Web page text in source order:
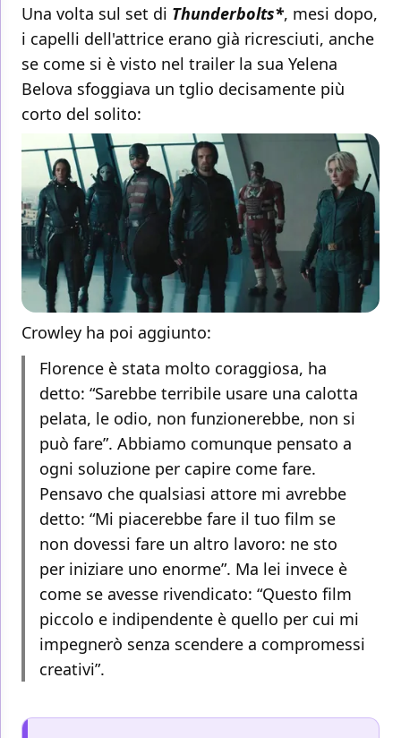
Una volta sul set di Thunderbolts*, mesi dopo,
i capelli dell'attrice erano già ricresciuti, anche
se come si è visto nel trailer la sua Yelena
Belova sfoggiava un tglio decisamente più
corto del solito:
Crowley ha poi aggiunto:
Florence è stata molto coraggiosa, ha
detto: “Sarebbe terribile usare una calotta
pelata, le odio, non funzionerebbe, non si
può fare”. Abbiamo comunque pensato a
ogni soluzione per capire come fare.
Pensavo che qualsiasi attore mi avrebbe
detto: “Mi piacerebbe fare il tuo film se
non dovessi fare un altro lavoro: ne sto
per iniziare uno enorme”. Ma lei invece è
come se avesse rivendicato: “Questo film
piccolo e indipendente è quello per cui mi
impegnerò senza scendere a compromessi
creativi”.